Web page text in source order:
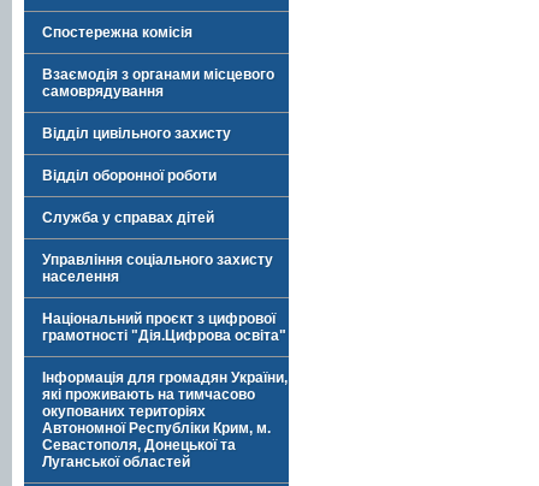
Спостережна комісія
Взаємодія з органами місцевого
самоврядування
Відділ цивільного захисту
Відділ оборонної роботи
Служба у справах дітей
Управління соціального захисту
населення
Національний проєкт з цифрової
грамотності "Дія.Цифрова освіта"
Інформація для громадян України,
які проживають на тимчасово
окупованих територіях
Автономної Республіки Крим, м.
Севастополя, Донецької та
Луганської областей